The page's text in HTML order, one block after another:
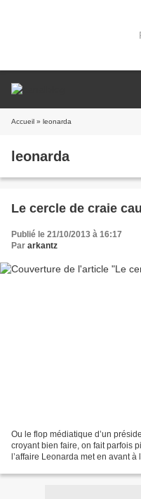
Accueil » leonarda
leonarda
Le cercle de craie
Publié le 21/10/2013 à 16:17
Par arkantz
Ou le flop médiatique d’un
croyant bien faire, on fait parfois
l’affaire Leonarda met en avant à